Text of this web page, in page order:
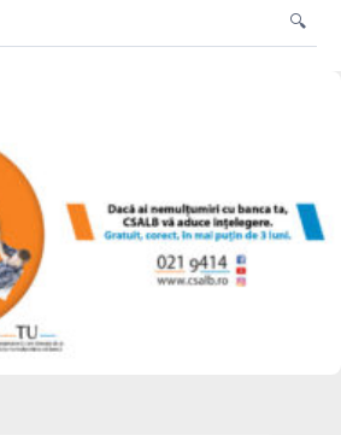
🔍